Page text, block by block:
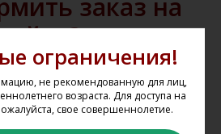
ограничения!
не рекомендованную для лиц,
возраста. Для доступа на
свое совершеннолетие.
заказ на
сайте?
дистанционную
алкогольной и